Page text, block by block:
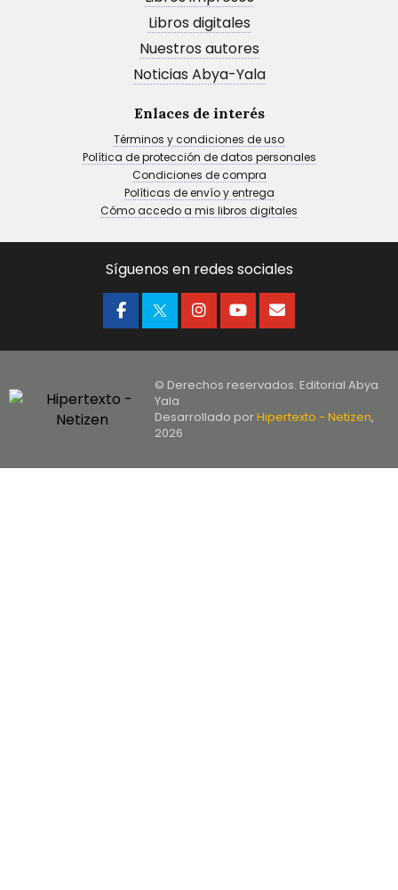
Libros digitales
Nuestros autores
Noticias Abya-Yala
Enlaces de interés
Términos y condiciones de uso
Política de protección de datos personales
Condiciones de compra
Políticas de envío y entrega
Cómo accedo a mis libros digitales
Síguenos en redes sociales
© Derechos reservados. Editorial Abya
Yala
Desarrollado porHipertexto - Netizen,
2026